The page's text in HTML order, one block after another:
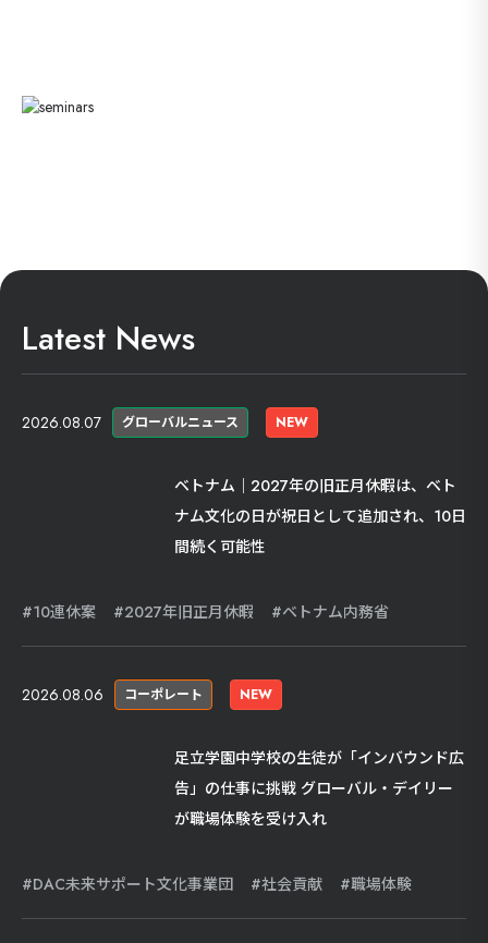
Latest News
NEW
グローバルニュース
2026.08.07
ベトナム｜2027年の旧正月休暇は、ベト
ナム文化の日が祝日として追加され、10日
間続く可能性
10連休案 2027年旧正月休暇 ベトナム内務省
NEW
コーポレート
2026.08.06
足立学園中学校の生徒が「インバウンド広
告」の仕事に挑戦 グローバル・デイリー
が職場体験を受け入れ
DAC未来サポート文化事業団 社会貢献 職場体験